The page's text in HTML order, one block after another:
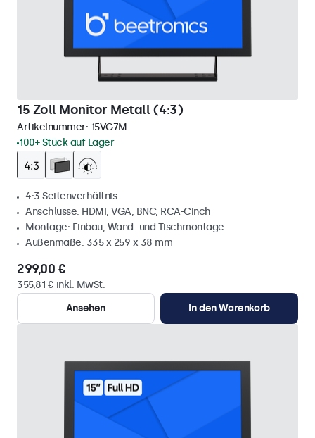
15 Zoll Monitor Metall (4:3)
Artikelnummer: 15VG7M
100+ Stück auf Lager
4:3 Seitenverhältnis
Anschlüsse: HDMI, VGA, BNC, RCA-Cinch
Montage: Einbau, Wand- und Tischmontage
Außenmaße: 335 x 259 x 38 mm
299,00 €
355,81 € inkl. MwSt.
Ansehen
In den Warenkorb